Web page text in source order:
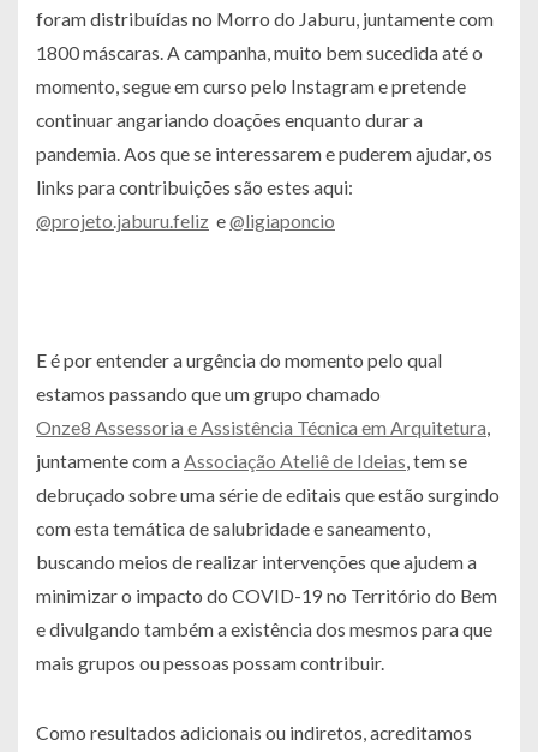
foram distribuídas no Morro do Jaburu, juntamente com
1800 máscaras. A campanha, muito bem sucedida até o
momento, segue em curso pelo Instagram e pretende
continuar angariando doações enquanto durar a
pandemia. Aos que se interessarem e puderem ajudar, os
links para contribuições são estes aqui:
@projeto.jaburu.feliz e@ligiaponcio
E é por entender a urgência do momento pelo qual
estamos passando que um grupo chamado
Onze8 Assessoria e Assistência Técnica em Arquitetura
juntamente com a Associação Ateliê de Ideias , tem se
debruçado sobre uma série de editais que estão surgindo
com esta temática de salubridade e saneamento,
buscando meios de realizar intervenções que ajudem a
minimizar o impacto do COVID-19 no Território do Bem
e divulgando também a existência dos mesmos para que
mais grupos ou pessoas possam contribuir.
Como resultados adicionais ou indiretos, acreditamos